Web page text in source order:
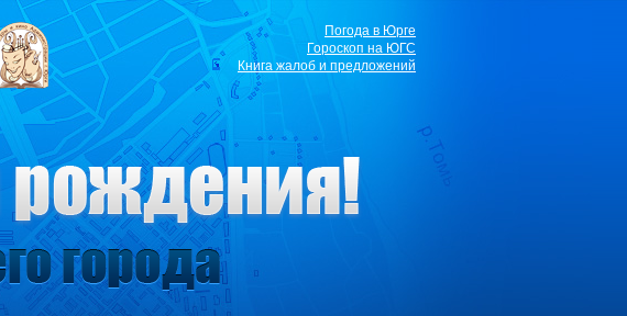
Погода в Юрге
Гороскоп на ЮГС
Книга жалоб и предложений